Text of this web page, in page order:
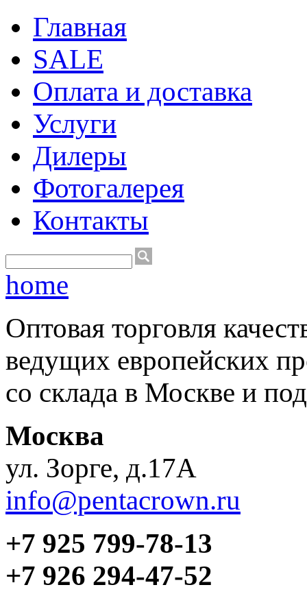
Главная
SALE
Оплата и доставка
Услуги
Дилеры
Фотогалерея
Контакты
home
Оптовая торговля
ведущих европейских
со склада в Москве и под
Москва
ул. Зорге, д.17А
info@pentacrown.ru
+7 925 799-78-13
+7 926 294-47-52